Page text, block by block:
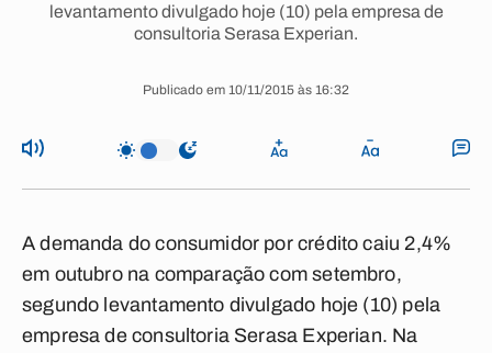
levantamento divulgado hoje (10) pela empresa de
consultoria Serasa Experian.
Publicado em 10/11/2015 às 16:32
A demanda do consumidor por crédito caiu 2,4%
em outubro na comparação com setembro,
segundo levantamento divulgado hoje (10) pela
empresa de consultoria Serasa Experian. Na